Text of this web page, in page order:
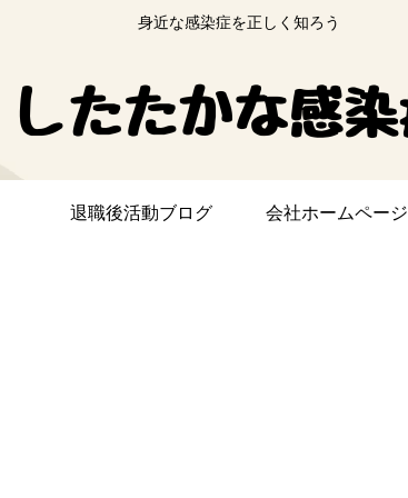
身近な感染症を正しく知ろう
退職後活動ブログ 会社ホームページ